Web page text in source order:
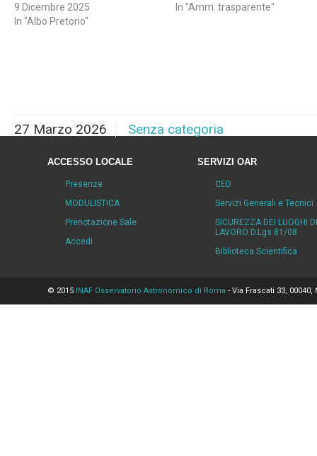
9 Dicembre 2025
In "Albo Pretorio"
In "Amm. trasparente"
27 Marzo 2026 Senza categoria
ACCESSO LOCALE
Presenze
MODULISTICA
Prenotazione Sale
Accedi
SERVIZI OAR
CED
Servizi Generali e Tecnici
SICUREZZA DEI LUOGHI DI
LAVORO D.Lgs 81/08
Biblioteca Scientifica
© 2015 INAF Osservatorio Astronomico di Roma - Via Frascati 33,